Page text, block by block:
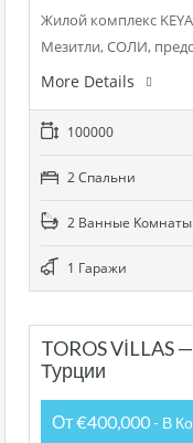
Жилой комплекс
Мезитли, СОЛИ,
More Details
100000
2 Cпальни
2 Bанные Kомнаты
1 Гаражи
TOROS VİLLAS
Турции
От €400,000 - В